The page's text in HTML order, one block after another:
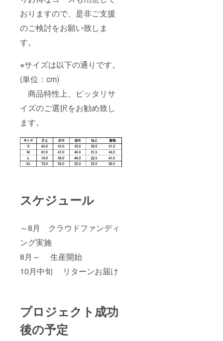
おりますので、是非ご支援
のご検討をお願い致しま
す。
※サイズは以下の通りです。
(単位：cm)
商品特性上、ピッタリサ
イズのご選択をお勧め致し
ます。
スケジュール
～8月 クラウドファンディ
ング実施
8月～ 生産開始
10月中旬 リターンお届け
プロジェクト成功
後の予定